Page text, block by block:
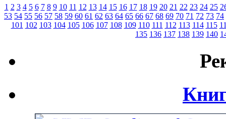
1 2 3 4 5 6 7 8 9 10 11 12 13 14 15 16 17 18 19 20 21 22 23 24 25
53 54 55 56 57 58 59 60 61 62 63 64 65 66 67 68 69 70 71 72 73 74
101 102 103 104 105 106 107 108 109 110 111 112 113 114 115
135 136 137 138 139 140